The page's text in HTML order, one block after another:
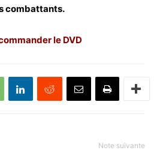
combattants.
le DVD
Note suivante